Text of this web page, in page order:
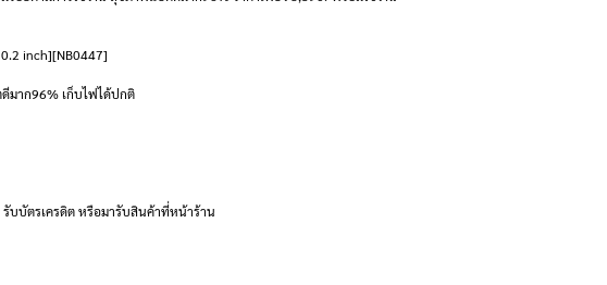
inch][NB0447]
มาก96% เก็บไฟได้ปกติ
บบัตรเครดิต หรือมารับสินค้าที่หน้าร้าน